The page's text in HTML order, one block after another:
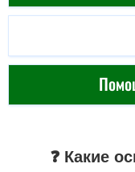
❓ Какие